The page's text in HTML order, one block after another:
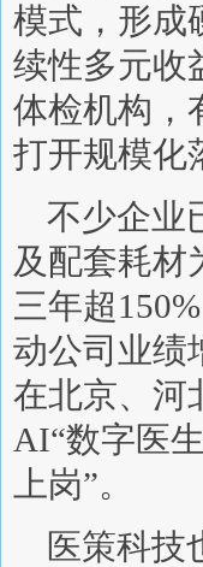
模式，形成
续性多元收
体检机构，
打开规模化
不少企业
及配套耗材
三年超
动公司业绩
在北京、河
AI“数字医
上岗”。
医策科技